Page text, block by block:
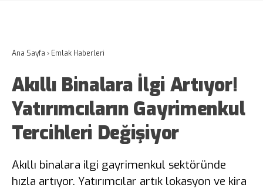
Ana Sayfa › Emlak Haberleri
Akıllı Binalara İlgi Artıyor!
Yatırımcıların Gayrimenkul
Tercihleri Değişiyor
Akıllı binalara ilgi gayrimenkul sektöründe
hızla artıyor. Yatırımcılar artık lokasyon ve kira